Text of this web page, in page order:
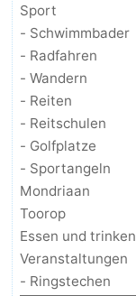
Sport
- Schwimmbader
- Radfahren
- Wandern
- Reiten
- Reitschulen
- Golfplatze
- Sportangeln
Mondriaan
Toorop
Essen und trinken
Veranstaltungen
- Ringstechen